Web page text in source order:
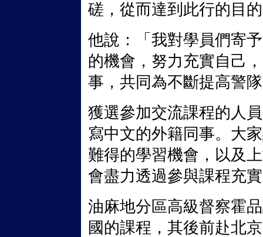
磋，從而達到此行的目
他說：「我對學員們寄
的機會，努力充實自己
事，共同為不斷提高警
獲選參加交流課程的人
寫中文的外籍同事。大
難得的學習機會，以及
會盡力透過參與課程充
油麻地分區高級督察霍
國的課程，其後前赴北